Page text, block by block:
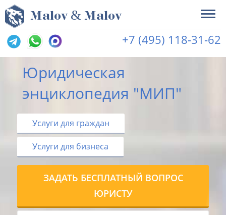
Malov & Malov
+7 (495) 118-31-62
Юридическая
энциклопедия "МИП"
Услуги для граждан
Услуги для бизнеса
ЗАДАТЬ БЕСПЛАТНЫЙ ВОПРОС
ЮРИСТУ